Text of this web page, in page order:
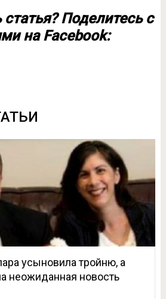
Поделитесь с
на Facebook:
усыновила тройню, а
неожиданная новость